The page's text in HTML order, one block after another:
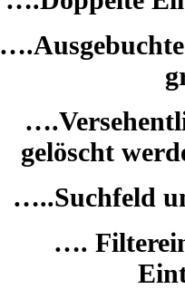
gelöscht
…..Suchfeld
….